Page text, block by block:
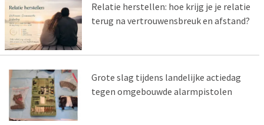
Relatie herstellen: hoe krijg je je relatie
terug na vertrouwensbreuk en afstand?
Grote slag tijdens landelijke actiedag
tegen omgebouwde alarmpistolen